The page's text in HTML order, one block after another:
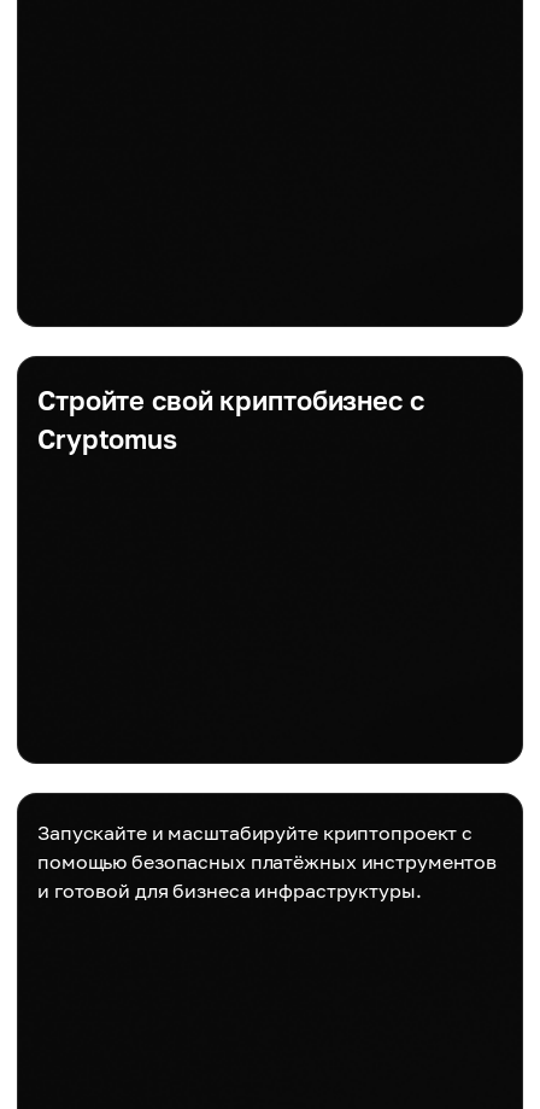
Стройте свой криптобизнес с
Cryptomus
Запускайте и масштабируйте криптопроект с
помощью безопасных платёжных инструментов
и готовой для бизнеса инфраструктуры.